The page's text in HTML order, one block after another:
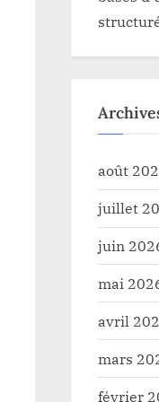
août
juillet
juin
mai
avril
mars
février